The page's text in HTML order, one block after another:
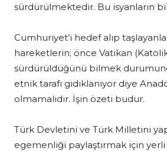
sürdürülmektedir. Bu isyanların
Cumhuriyet’i hedef alıp
hareketlerin; önce Vatikan
sürdürüldüğünü bilmek
etnik tarafı gıdıklanıyor diye
olmamalıdır. İşin özeti budur.
Türk Devletini ve Türk Milletini
egemenliği paylaştırmak için